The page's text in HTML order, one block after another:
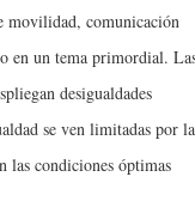
movilidad, comunicación
en un tema primordial.
desigualdades
se ven limitadas por la
las condiciones óptimas